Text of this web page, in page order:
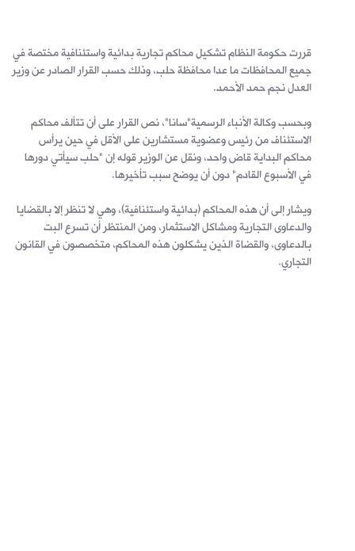
قررت حكومة النظام تشكيل محاكم تجارية بدائية واستئنافية مختصة في
جميع المحافظات ما عدا محافظة حلب، وذلك حسب القرار الصادر عن وزير
العدل نجم حمد الأحمد.
وبحسب وكالة الأنباء الرسمية"سانا"، نص القرار على أن تتألف محاكم
الاستئناف من رئيس وعضوية مستشارين على الأقل في حين يرأس
محاكم البداية قاض واحد، ونقل عن الوزير قوله إن "حلب سيأتي دورها
في الأسبوع القادم" دون أن يوضح سبب تأخيرها.
ويشار إلى أن هذه المحاكم (بدائية واستئنافية)، وهي لا تنظر إلا بالقضايا
والدعاوى التجارية ومشاكل الاستثمار، ومن المنتظر أن تسرع البت
بالدعاوى، والقضاة الذين يشكلون هذه المحاكم، متخصصون في القانون
التجاري.